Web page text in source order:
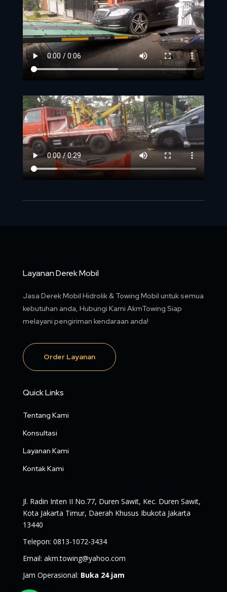
Layanan Derek Mobil
Jasa Derek Mobil Hidrolik & Towing Mobil untuk semua
kebutuhan anda, Hubungi Kami AkmTowing Siap
melayani pengiriman kendaraan anda!
Order Layanan
Quick Links
Tentang Kami
Konsultasi
Layanan Kami
Kontak Kami
Jl. Radin Inten II No.77, Duren Sawit, Kec. Duren Sawit,
Kota Jakarta Timur, Daerah Khusus Ibukota Jakarta
13440
Telepon: 0813-1072-3434
Email: akm.towing@yahoo.com
Jam Operasional: Buka 24 jam